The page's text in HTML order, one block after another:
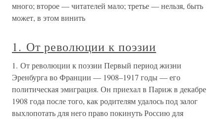
много; второе — читателей мало; третье — нельзя, быть
может, в этом винить
1. От революции к поэзии
1. От революции к поэзии Первый период жизни
Эренбурга во Франции — 1908–1917 годы — его
политическая эмиграция. Он приехал в Париж в декабре
1908 года после того, как родителям удалось под залог
выхлопотать для него право покинуть Россию для